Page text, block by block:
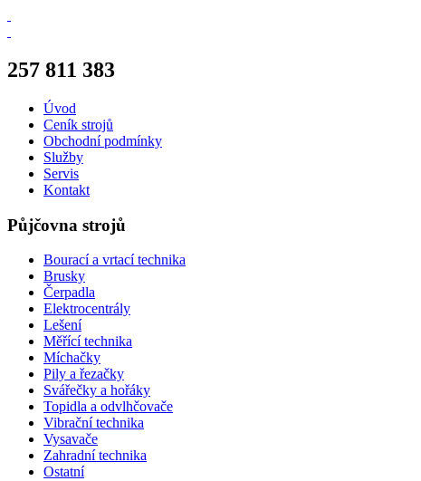
257 811 383
Úvod
Ceník strojů
Obchodní podmínky
Služby
Servis
Kontakt
Půjčovna strojů
Bourací a vrtací technika
Brusky
Čerpadla
Elektrocentrály
Lešení
Měřící technika
Míchačky
Pily a řezačky
Svářečky a hořáky
Topidla a odvlhčovače
Vibrační technika
Vysavače
Zahradní technika
Ostatní